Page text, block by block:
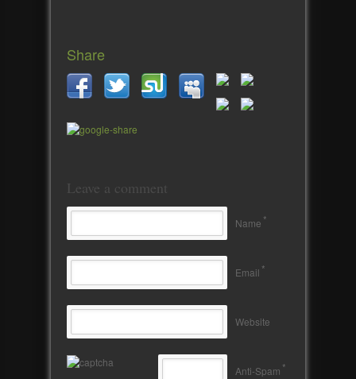
Share
Leave a comment
Name *
Email *
Website
Anti-Spam *